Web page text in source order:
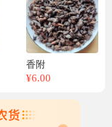
香附
¥6.00